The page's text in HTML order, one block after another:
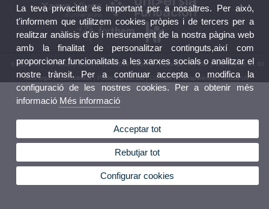
© 2026 UV. - Av. Blasco Ibáñez, 13. 46010 València. Espanya. Tel. UV: (+34) 963 86 41 00
Avís legal|Accessibilitat| Política privacitat| Cookies|Transparència|Bústia UV
La teva privacitat és important per a nosaltres. Per això,
t'informem que utilitzem cookies pròpies i de tercers per a
realitzar anàlisis d'ús i mesurament de la nostra pàgina web
amb la finalitat de personalitzar continguts,així com
proporcionar funcionalitats a les xarxes socials o analitzar el
nostre trànsit. Per a continuar accepta o modifica la
configuració de les nostres cookies. Per a obtenir més
informació Més informació
Acceptar tot
Rebutjar tot
Configurar cookies